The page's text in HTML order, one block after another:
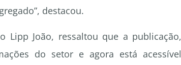
destacou.
Lipp João, ressaltou que a publicação,
do setor e agora está acessível